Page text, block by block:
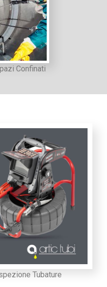
Confinati
Tubature